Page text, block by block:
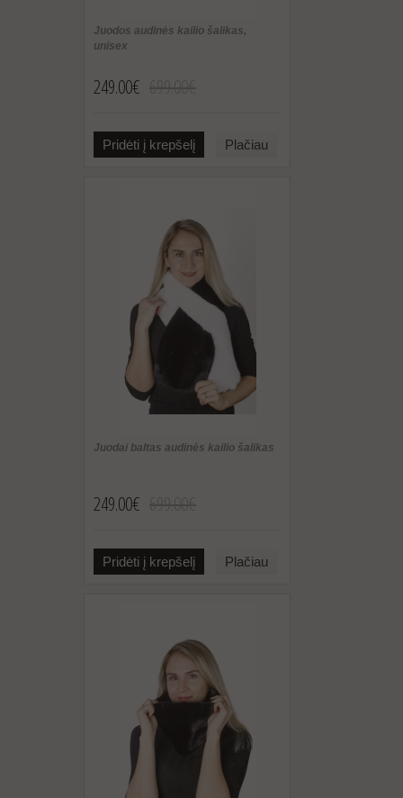
Juodos audinės kailio šalikas,
unisex
249.00€
Pridėti į krepšelį Plačiau
Juodai baltas audinės kailio šalikas
249.00€
Pridėti į krepšelį Plačiau